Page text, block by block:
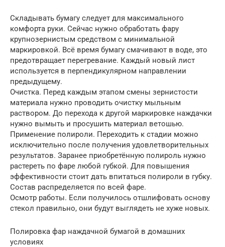
Складывать бумагу следует для максимального
комфорта руки. Сейчас нужно обработать фару
крупнозернистым средством с минимальной
маркировкой. Всё время бумагу смачивают в воде, это
предотвращает перегревание. Каждый новый лист
используется в перпендикулярном направлении
предыдущему.
Очистка. Перед каждым этапом смены зернистости
материала нужно проводить очистку мыльным
раствором. До перехода к другой маркировке наждачки
нужно вымыть и просушить материал ветошью.
Применение полироли. Переходить к стадии можно
исключительно после получения удовлетворительных
результатов. Заранее приобретённую полироль нужно
растереть по фаре любой губкой. Для повышения
эффективности стоит дать впитаться полироли в губку.
Состав распределяется по всей фаре.
Осмотр работы. Если получилось отшлифовать основу
стекол правильно, они будут выглядеть не хуже новых.
Полировка фар наждачной бумагой в домашних
условиях